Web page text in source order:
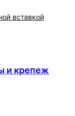
вставкой
и крепеж